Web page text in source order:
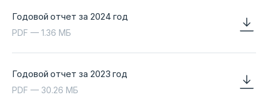
Годовой отчет за 2024 год
PDF — 1.36 МБ
Годовой отчет за 2023 год
PDF — 30.26 МБ